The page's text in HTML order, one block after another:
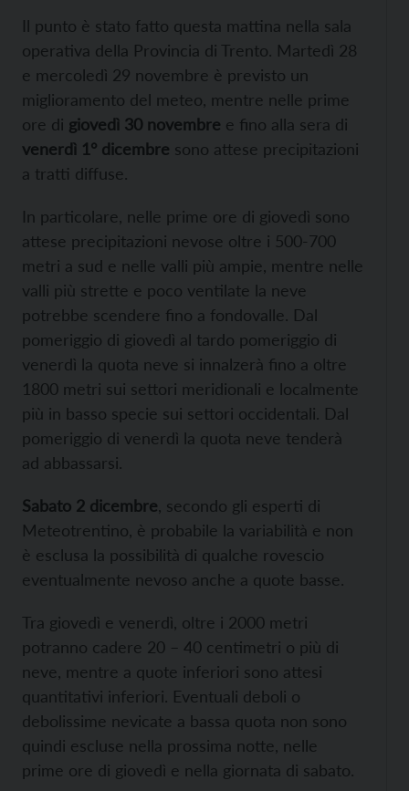
Il punto è stato fatto questa mattina nella sala
operativa della Provincia di Trento. Martedì 28
e mercoledì 29 novembre è previsto un
miglioramento del meteo, mentre nelle prime
ore di giovedì 30 novembre e fino alla sera di
venerdì 1° dicembre sono attese precipitazioni
a tratti diffuse.
In particolare, nelle prime ore di giovedì sono
attese precipitazioni nevose oltre i 500-700
metri a sud e nelle valli più ampie, mentre nelle
valli più strette e poco ventilate la neve
potrebbe scendere fino a fondovalle. Dal
pomeriggio di giovedì al tardo pomeriggio di
venerdì la quota neve si innalzerà fino a oltre
1800 metri sui settori meridionali e localmente
più in basso specie sui settori occidentali. Dal
pomeriggio di venerdì la quota neve tenderà
ad abbassarsi.
Sabato 2 dicembre , secondo gli esperti di
Meteotrentino, è probabile la variabilità e non
è esclusa la possibilità di qualche rovescio
eventualmente nevoso anche a quote basse.
Tra giovedì e venerdì, oltre i 2000 metri
potranno cadere 20 – 40 centimetri o più di
neve, mentre a quote inferiori sono attesi
quantitativi inferiori. Eventuali deboli o
debolissime nevicate a bassa quota non sono
quindi escluse nella prossima notte, nelle
prime ore di giovedì e nella giornata di sabato.